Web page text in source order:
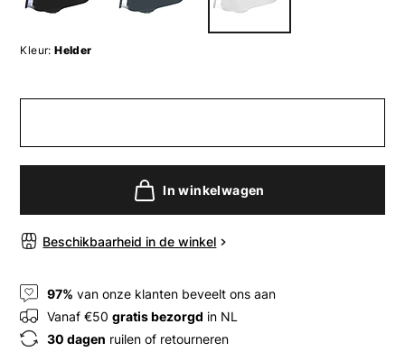
Kleur: Helder
In winkelwagen
Beschikbaarheid in de winkel
97% van onze klanten beveelt ons aan
Vanaf €50gratis bezorgd in NL
30 dagen ruilen of retourneren